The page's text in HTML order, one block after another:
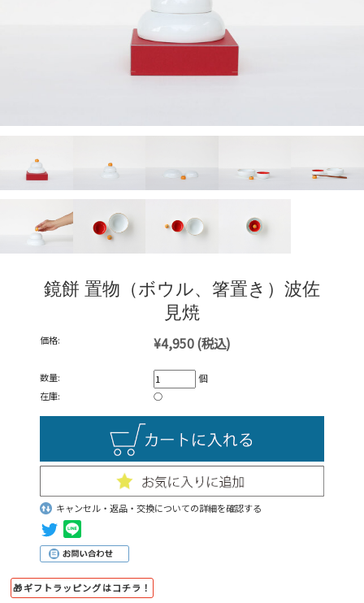
鏡餅 置物（ボウル、箸置き）波佐
見焼
価格: ¥4,950(税込)
数量:
個
在庫:
○
キャンセル・返品・交換についての詳細を確認する
🎁ギフトラッピングはコチラ！